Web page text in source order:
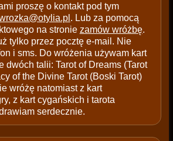
proszę o kontakt pod tym
. Lub za pomocą
na stronie zamów wróżbę.
tylko przez pocztę e-mail. Nie
i sms. Do wróżenia używam kart
dwóch talii: Tarot of Dreams (Tarot
of the Divine Tarot (Boski Tarot)
wróżę natomiast z kart
z kart cygańskich i tarota
serdecznie.